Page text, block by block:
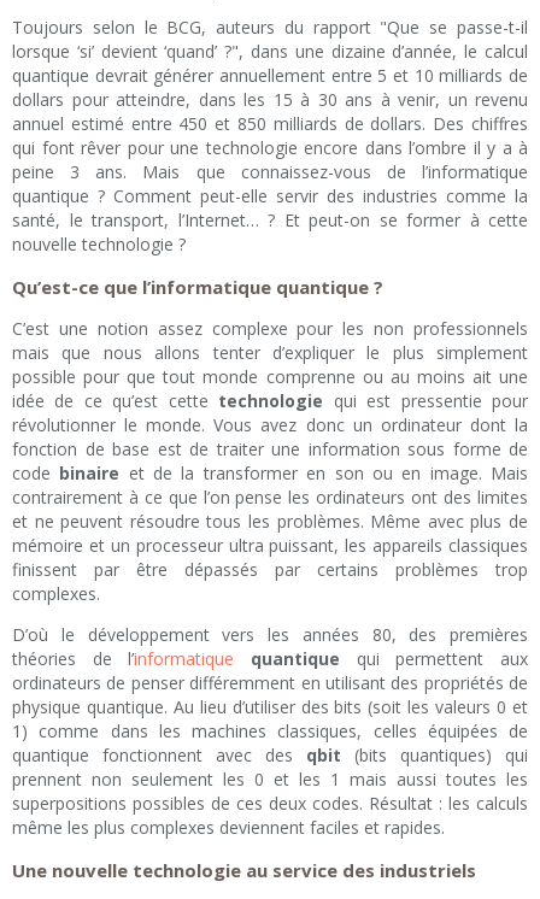
Toujours selon le BCG, auteurs du rapport "Que se passe-t-il
lorsque ‘si’ devient ‘quand’ ?", dans une dizaine d’année, le calcul
quantique devrait générer annuellement entre 5 et 10 milliards de
dollars pour atteindre, dans les 15 à 30 ans à venir, un revenu
annuel estimé entre 450 et 850 milliards de dollars. Des chiffres
qui font rêver pour une technologie encore dans l’ombre il y a à
peine 3 ans. Mais que connaissez-vous de l’informatique
quantique ? Comment peut-elle servir des industries comme la
santé, le transport, l’Internet… ? Et peut-on se former à cette
nouvelle technologie ?
Qu’est-ce que l’informatique quantique ?
C’est une notion assez complexe pour les non professionnels
mais que nous allons tenter d’expliquer le plus simplement
possible pour que tout monde comprenne ou au moins ait une
idée de ce qu’est cette technologie qui est pressentie pour
révolutionner le monde. Vous avez donc un ordinateur dont la
fonction de base est de traiter une information sous forme de
code binaire et de la transformer en son ou en image. Mais
contrairement à ce que l’on pense les ordinateurs ont des limites
et ne peuvent résoudre tous les problèmes. Même avec plus de
mémoire et un processeur ultra puissant, les appareils classiques
finissent par être dépassés par certains problèmes trop
complexes.
D’où le développement vers les années 80, des premières
théories de l’informatique quantique qui permettent aux
ordinateurs de penser différemment en utilisant des propriétés de
physique quantique. Au lieu d’utiliser des bits (soit les valeurs 0 et
1) comme dans les machines classiques, celles équipées de
quantique fonctionnent avec des qbit (bits quantiques) qui
prennent non seulement les 0 et les 1 mais aussi toutes les
superpositions possibles de ces deux codes. Résultat : les calculs
même les plus complexes deviennent faciles et rapides.
Une nouvelle technologie au service des industriels